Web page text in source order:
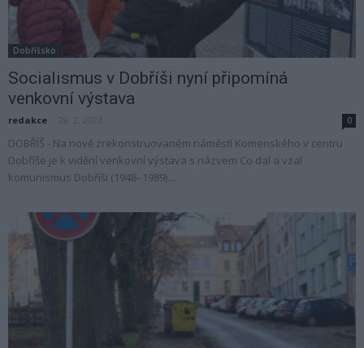
Dobříšsko
Socialismus v Dobříši nyní připomíná
venkovní výstava
redakce 0
DOBŘÍŠ - Na nově zrekonstruovaném náměstí Komenského v centru
Dobříše je k vidění venkovní výstava s názvem Co dal a vzal
komunismus Dobříši (1948–1989)....